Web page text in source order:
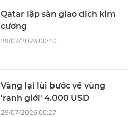
Qatar lập sàn giao dịch kim
cương
29/07/2026 00:40
Vàng lại lùi bước về vùng
'ranh giới' 4.000 USD
29/07/2026 00:27